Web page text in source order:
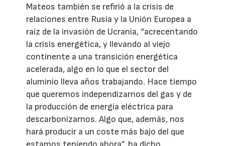
Mateos también se refirió a la crisis de
relaciones entre Rusia y la Unión Europea a
raíz de la invasión de Ucrania, “acrecentando
la crisis energética, y llevando al viejo
continente a una transición energética
acelerada, algo en lo que el sector del
aluminio lleva años trabajando. Hace tiempo
que queremos independizarnos del gas y de
la producción de energía eléctrica para
descarbonizarnos. Algo que, además, nos
hará producir a un coste más bajo del que